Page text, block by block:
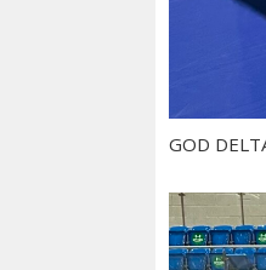
GOD